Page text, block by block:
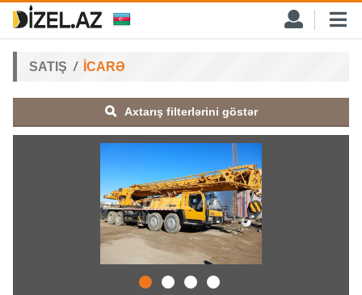
SATIŞ İCARƏ
Axtarış filterlərini göstər